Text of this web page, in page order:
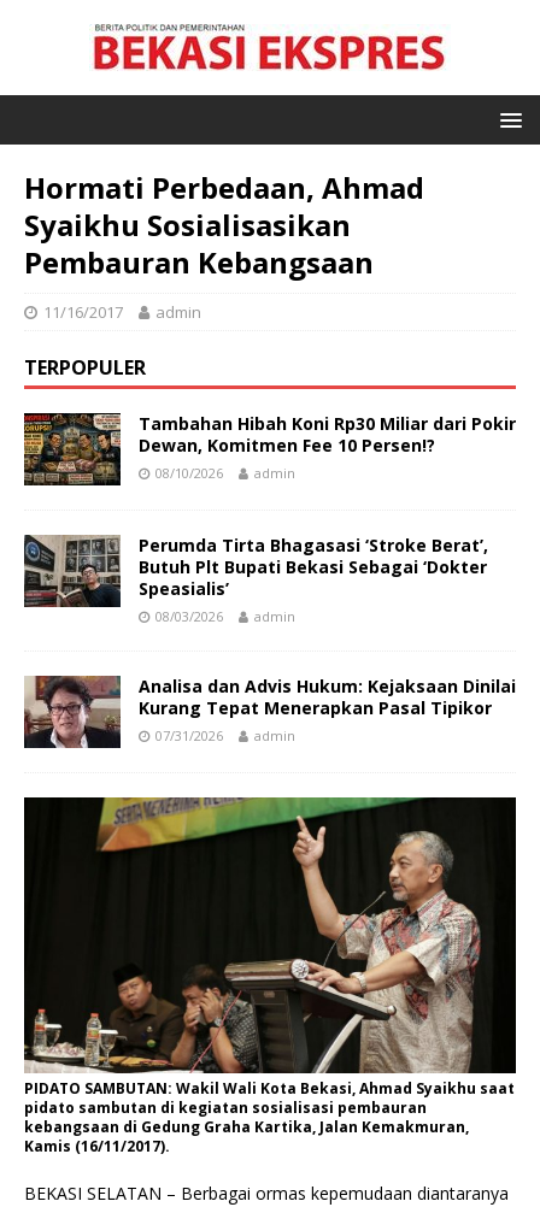
Hormati Perbedaan, Ahmad
Syaikhu Sosialisasikan
Pembauran Kebangsaan
11/16/2017 admin
TERPOPULER
Tambahan Hibah Koni Rp30 Miliar dari Pokir
Dewan, Komitmen Fee 10 Persen!?
08/10/2026 admin
Perumda Tirta Bhagasasi ‘Stroke Berat’,
Butuh Plt Bupati Bekasi Sebagai ‘Dokter
Speasialis’
08/03/2026 admin
Analisa dan Advis Hukum: Kejaksaan Dinilai
Kurang Tepat Menerapkan Pasal Tipikor
07/31/2026 admin
PIDATO SAMBUTAN: Wakil Wali Kota Bekasi, Ahmad Syaikhu saat
pidato sambutan di kegiatan sosialisasi pembauran
kebangsaan di Gedung Graha Kartika, Jalan Kemakmuran,
Kamis (16/11/2017).
BEKASI SELATAN – Berbagai ormas kepemudaan diantaranya